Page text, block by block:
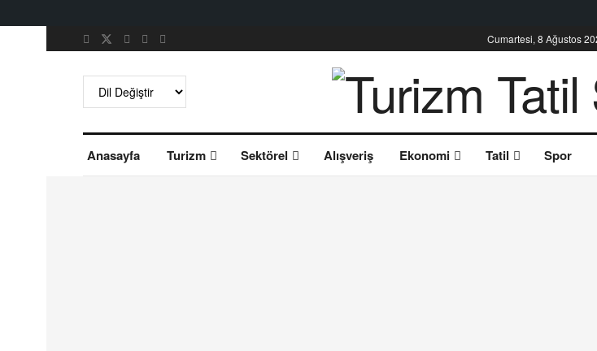
Cumartesi, 8 Ağustos
Anasayfa Turizm Sektörel Alışveriş Ekonomi Tatil Spor